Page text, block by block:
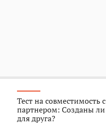
Тест на совместимость с
партнером: Созданы ли
для друга?